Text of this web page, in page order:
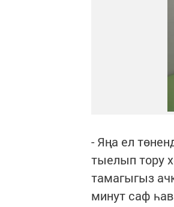
- Яңа ел
тыелып тору
тамагыгыз
минут саф